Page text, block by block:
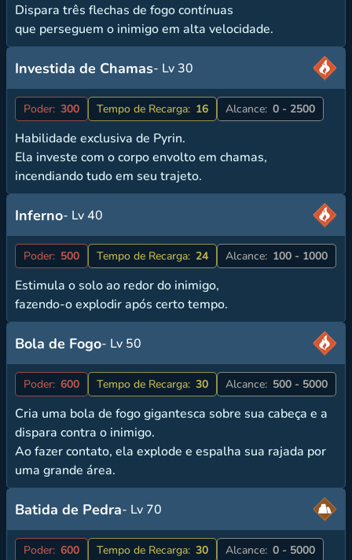
Dispara três flechas de fogo contínuas
que perseguem o inimigo em alta velocidade.
Investida de Chamas- Lv 30
Poder: 300 Tempo de Recarga: 16 Alcance: 0 - 2500
Habilidade exclusiva de Pyrin.
Ela investe com o corpo envolto em chamas,
incendiando tudo em seu trajeto.
Inferno- Lv 40
Poder: 500 Tempo de Recarga: 24 Alcance: 100 - 1000
Estimula o solo ao redor do inimigo,
fazendo-o explodir após certo tempo.
Bola de Fogo- Lv 50
Poder: 600 Tempo de Recarga: 30 Alcance: 500 - 5000
Cria uma bola de fogo gigantesca sobre sua cabeça e a
dispara contra o inimigo.
Ao fazer contato, ela explode e espalha sua rajada por
uma grande área.
Batida de Pedra- Lv 70
Poder: 600 Tempo de Recarga: 30 Alcance: 0 - 5000